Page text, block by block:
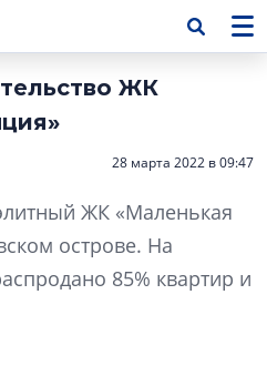
ЖК
28 марта 2022 в 09:47
ЖК «Маленькая
острове. На
85% квартир и